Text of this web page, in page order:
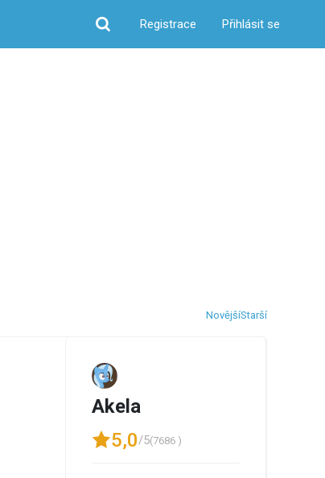
Hledat
Registrace Přihlásit se
NovějšíStarší
Akela
5,0/5(7686 )